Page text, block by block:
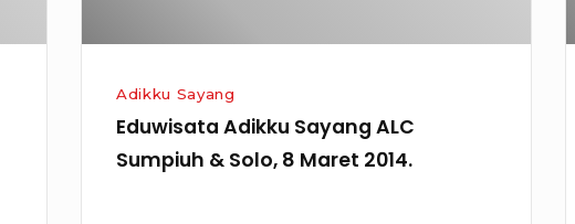
Adikku Sayang
Eduwisata Adikku Sayang ALC
Sumpiuh & Solo, 8 Maret 2014.